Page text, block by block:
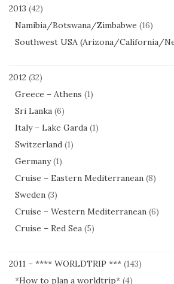
2013 (42)
Namibia/Botswana/Zimbabwe (16)
Southwest USA (Arizona/California/
2012 (32)
Greece – Athens (1)
Sri Lanka (6)
Italy – Lake Garda (1)
Switzerland (1)
Germany(1)
Cruise – Eastern Mediterranean (8)
Sweden (3)
Cruise – Western Mediterranean (6)
Cruise – Red Sea (5)
2011 – **** WORLDTRIP *** (143)
*How to plan a worldtrip* (4)